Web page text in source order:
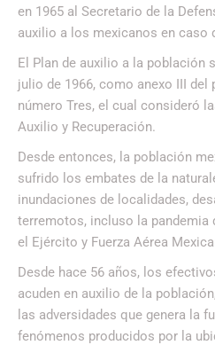
en 1965 al Secretario de la
auxilio a los mexicanos en caso
El Plan de auxilio a la población
julio de 1966, como anexo III del
número Tres, el cual consideró
Auxilio y Recuperación.
Desde entonces, la población
sufrido los embates de la
inundaciones de localidades,
terremotos, incluso la pandemia
el Ejército y Fuerza Aérea
Desde hace 56 años, los
acuden en auxilio de la
las adversidades que genera la
fenómenos producidos por la